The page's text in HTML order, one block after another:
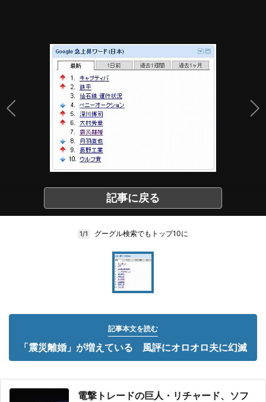
記事に戻る
1/1 グーグル検索でもトップ10に
記事本文を読む
「震災離婚」が増えている 風評にオロオロ夫に幻滅
電撃トレードの巨人・リチャード、ソフ